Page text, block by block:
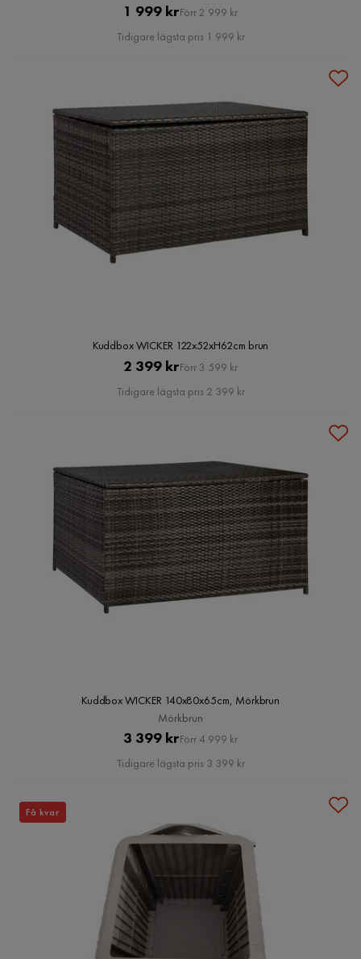
Pris
1 999 krOriginal
Pris
Förr 2 999 kr
Tidigare lägsta pris 1 999 kr
Kuddbox WICKER 122x52xH62cm brun
Pris
2 399 krOriginal
Pris
Förr 3 599 kr
Tidigare lägsta pris 2 399 kr
Kuddbox WICKER 140x80x65cm, Mörkbrun
Mörkbrun
Pris
3 399 krOriginal
Pris
Förr 4 999 kr
Tidigare lägsta pris 3 399 kr
Få kvar